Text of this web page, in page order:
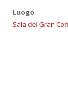
Luogo
Sala del Gran